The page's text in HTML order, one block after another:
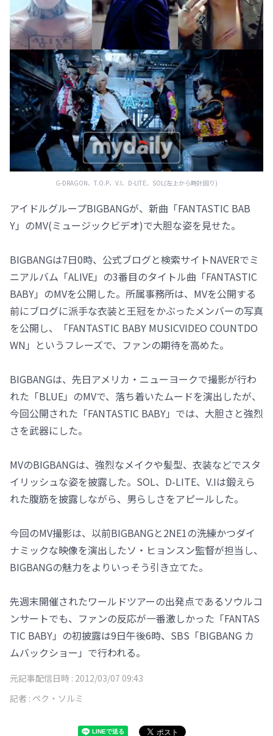
G-DRAGON、T.O.P、V.I、D-LITE、SOL(左上から時計回り)
アイドルグループBIGBANGが、新曲「FANTASTIC BAB
Y」のMV(ミュージックビデオ)で大胆な姿を見せた。
BIGBANGは7日0時、公式ブログと検索サイトNAVERでミ
ニアルバム「ALIVE」の3番目のタイトル曲「FANTASTIC
BABY」のMVを公開した。所属事務所は、MVを公開する
前にブログに派手な衣装と王冠をかぶったメンバーの写真
を公開し、「FANTASTIC BABY MUSICVIDEO COUNTDO
WN」というフレーズで、ファンの期待を高めた。
BIGBANGは、先日アメリカ・ニューヨークで撮影が行わ
れた「BLUE」のMVで、落ち着いたムードを演出したが、
今回公開された「FANTASTIC BABY」では、大胆さと強烈
さを武器にした。
MVのBIGBANGは、強烈なメイクや髪型、衣装などでスタ
イリッシュな姿を披露した。SOL、D-LITE、V.Iは鍛えら
れた腹筋を披露しながら、男らしさをアピールした。
今回のMV撮影は、以前BIGBANGと2NE1の洗練かつダイ
ナミックな映像を演出したソ・ヒョンスン監督が担当し、
BIGBANGの魅力をよりいっそう引き立てた。
先週末開催されたワールドツアーの出発点であるソウルコ
ンサートでも、ファンの反応が一番激しかった「FANTAS
TIC BABY」の初披露は9日午後6時、SBS「BIGBANG カ
ムバックショー」で行われる。
元記事配信日時 : 2012/03/07 09:43
記者 : ペク・ソルミ